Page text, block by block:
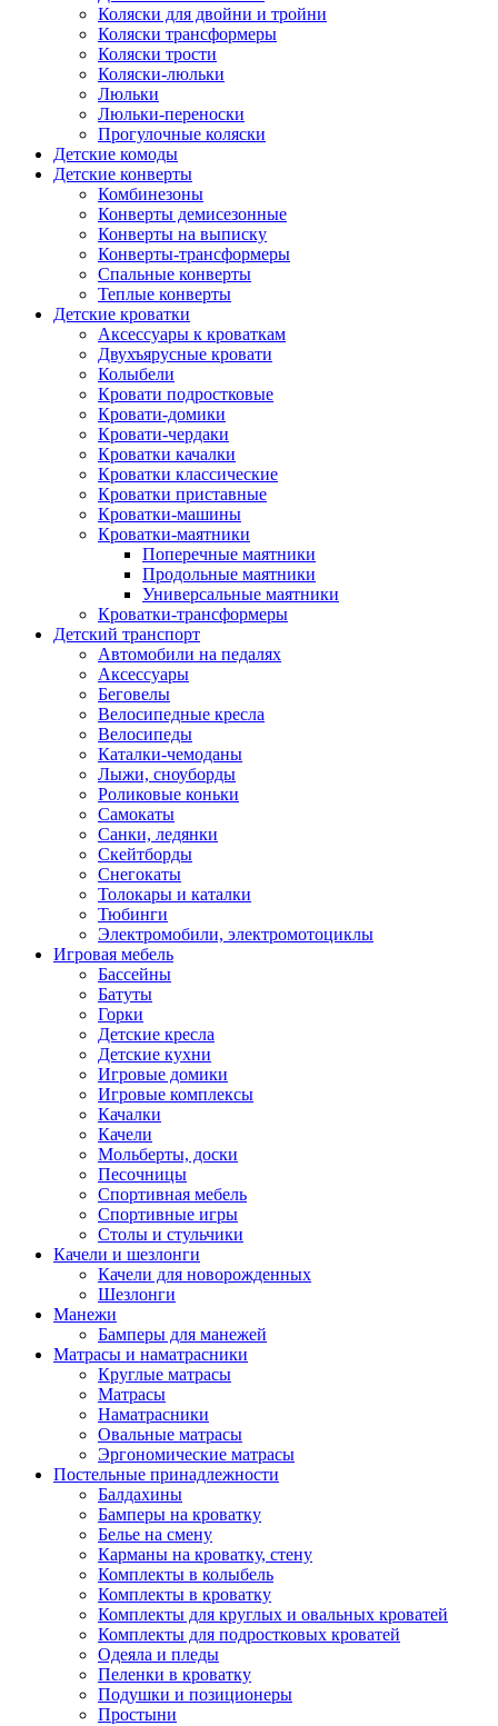
Коляски для двойни и тройни
Коляски трансформеры
Коляски трости
Коляски-люльки
Люльки
Люльки-переноски
Прогулочные коляски
Детские комоды
Детские конверты
Комбинезоны
Конверты демисезонные
Конверты на выписку
Конверты-трансформеры
Спальные конверты
Теплые конверты
Детские кроватки
Аксессуары к кроваткам
Двухъярусные кровати
Колыбели
Кровати подростковые
Кровати-домики
Кровати-чердаки
Кроватки качалки
Кроватки классические
Кроватки приставные
Кроватки-машины
Кроватки-маятники
Поперечные маятники
Продольные маятники
Универсальные маятники
Кроватки-трансформеры
Детский транспорт
Автомобили на педалях
Аксессуары
Беговелы
Велосипедные кресла
Велосипеды
Каталки-чемоданы
Лыжи, сноуборды
Роликовые коньки
Самокаты
Санки, ледянки
Скейтборды
Снегокаты
Толокары и каталки
Тюбинги
Электромобили, электромотоциклы
Игровая мебель
Бассейны
Батуты
Горки
Детские кресла
Детские кухни
Игровые домики
Игровые комплексы
Качалки
Качели
Мольберты, доски
Песочницы
Спортивная мебель
Спортивные игры
Столы и стульчики
Качели и шезлонги
Качели для новорожденных
Шезлонги
Манежи
Бамперы для манежей
Матрасы и наматрасники
Круглые матрасы
Матрасы
Наматрасники
Овальные матрасы
Эргономические матрасы
Постельные принадлежности
Балдахины
Бамперы на кроватку
Белье на смену
Карманы на кроватку, стену
Комплекты в колыбель
Комплекты в кроватку
Комплекты для круглых и овальных кроватей
Комплекты для подростковых кроватей
Одеяла и пледы
Пеленки в кроватку
Подушки и позиционеры
Простыни